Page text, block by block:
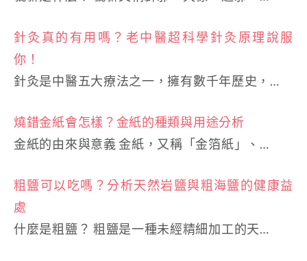
針灸真的有用嗎？老中醫超科學針灸原理說服
你！
針灸是中醫五大療法之一，擁有數千年歷史，…
燒錯金紙會怎樣？金紙的種類與用途分析
金紙的由來與意義 金紙，又稱「金箔紙」、…
粗鹽可以吃嗎？分析天然岩鹽與粗海鹽的健康益
處
什麼是粗鹽？ 粗鹽是一種未經精細加工的天…